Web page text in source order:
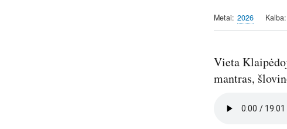
Metai 2026 Kalba
Vieta
mantras,